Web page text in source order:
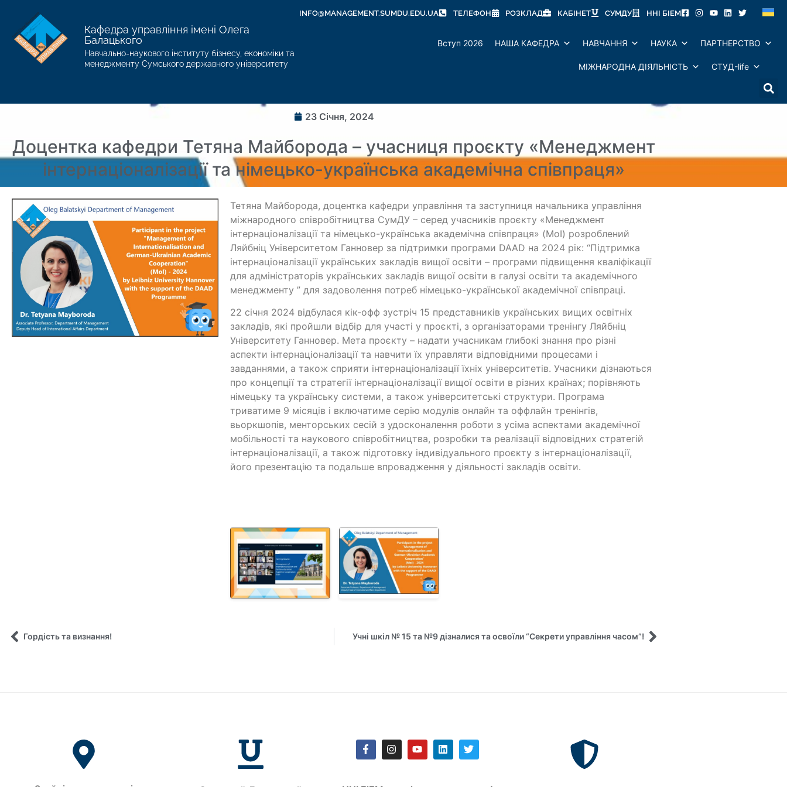
INFO@MANAGEMENT.SUMDU.EDU.UA ТЕЛЕФОН РОЗКЛАД КАБІНЕТ СУМДУ ННІ БІЕМ
Кафедра управління імені Олега
Балацького
Навчально-наукового інституту бізнесу, економіки та
менеджменту Сумського державного університету
Вступ 2026 НАША КАФЕДРА НАВЧАННЯ НАУКА ПАРТНЕРСТВО
МІЖНАРОДНА ДІЯЛЬНІСТЬ СТУД-life
23 Січня, 2024
Доцентка кафедри Тетяна Майборода – учасниця проєкту «Менеджмент
інтернаціоналізації та німецько-українська академічна співпраця»
Тетяна Майборода, доцентка кафедри управління та заступниця начальника управління
міжнародного співробітництва СумДУ – серед учасників проєкту «Менеджмент
інтернаціоналізації та німецько-українська академічна співпраця» (MoI) розроблений
Ляйбніц Університетом Ганновер за підтримки програми DAAD на 2024 рік: “Підтримка
інтернаціоналізації українських закладів вищої освіти – програми підвищення кваліфікації
для адміністраторів українських закладів вищої освіти в галузі освіти та академічного
менеджменту ” для задоволення потреб німецько-української академічної співпраці.
22 січня 2024 відбулася кік-офф зустріч 15 представників українських вищих освітніх
закладів, які пройшли відбір для участі у проєкті, з організаторами тренінгу Ляйбніц
Університету Ганновер. Мета проєкту – надати учасникам глибокі знання про різні
аспекти інтернаціоналізації та навчити їх управляти відповідними процесами і
завданнями, а також сприяти інтернаціоналізації їхніх університетів. Учасники дізнаються
про концепції та стратегії інтернаціоналізації вищої освіти в різних країнах; порівняють
німецьку та українську системи, а також університетські структури. Програма
триватиме 9 місяців і включатиме серію модулів онлайн та оффлайн тренінгів,
вьоркшопів, менторських сесій з удосконалення роботи з усіма аспектами академічної
мобільності та наукового співробітництва, розробки та реалізації відповідних стратегій
інтернаціоналізації, а також підготовку індивідуального проєкту з інтернаціоналізації,
його презентацію та подальше впровадження у діяльності закладів освіти.
Гордість та визнання! Учні шкіл № 15 та №9 дізналися та освоїли “Секрети управління часом”!